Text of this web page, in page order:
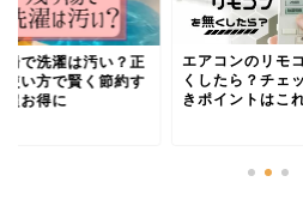
湯で洗濯は汚い？正
使い方で賢く節約す
超お得に
エアコンのリモ
くしたら？チェ
きポイントはこれ